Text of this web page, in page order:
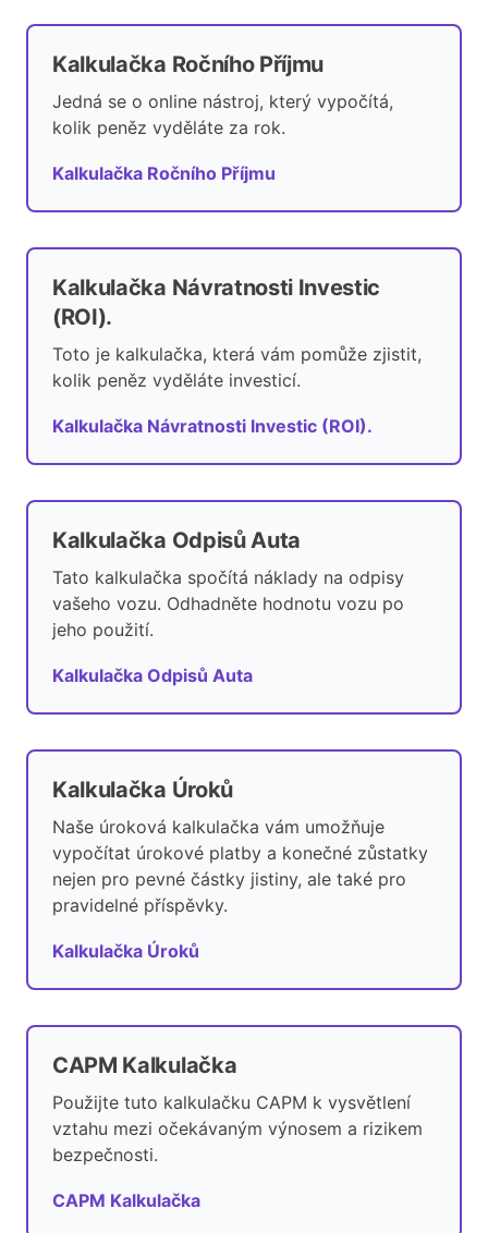
Kalkulačka Ročního Příjmu
Jedná se o online nástroj, který vypočítá,
kolik peněz vyděláte za rok.
Kalkulačka Ročního Příjmu
Kalkulačka Návratnosti Investic
(ROI).
Toto je kalkulačka, která vám pomůže zjistit,
kolik peněz vyděláte investicí.
Kalkulačka Návratnosti Investic (ROI).
Kalkulačka Odpisů Auta
Tato kalkulačka spočítá náklady na odpisy
vašeho vozu. Odhadněte hodnotu vozu po
jeho použití.
Kalkulačka Odpisů Auta
Kalkulačka Úroků
Naše úroková kalkulačka vám umožňuje
vypočítat úrokové platby a konečné zůstatky
nejen pro pevné částky jistiny, ale také pro
pravidelné příspěvky.
Kalkulačka Úroků
CAPM Kalkulačka
Použijte tuto kalkulačku CAPM k vysvětlení
vztahu mezi očekávaným výnosem a rizikem
bezpečnosti.
CAPM Kalkulačka